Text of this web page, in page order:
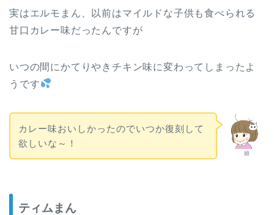
実はエルモまん、以前はマイルドな子供も食べられる
甘口カレー味だったんですが
いつの間にかてりやきチキン味に変わってしまったよ
うです
娘
カレー味おいしかったのでいつか復刻して
欲しいな～！
ティムまん